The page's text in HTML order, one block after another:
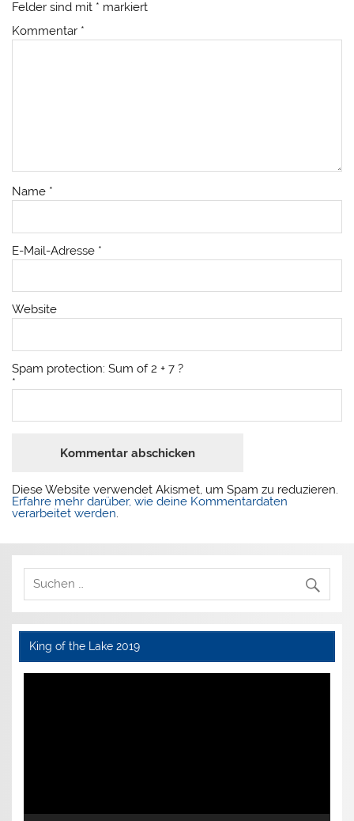
Felder sind mit * markiert
Kommentar *
Name *
E-Mail-Adresse *
Website
Spam protection: Sum of 2 + 7 ?
*
Diese Website verwendet Akismet, um Spam zu reduzieren.
Erfahre mehr darüber, wie deine Kommentardaten
verarbeitet werden.
King of the Lake 2019
Video-